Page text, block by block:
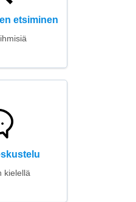
etsiminen
kielellä